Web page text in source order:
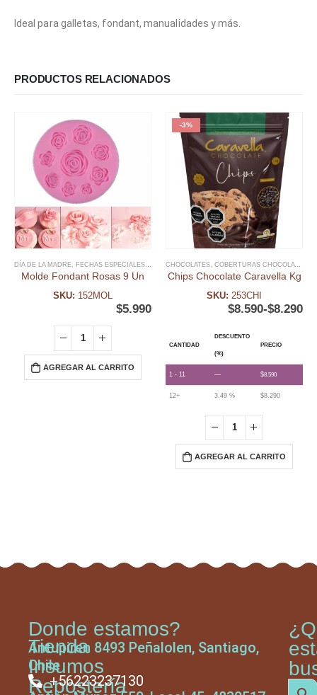
Ideal para galletas, fondant, manualidades y más.
PRODUCTOS RELACIONADOS
DÍA DE LA MADRE, FECHAS ESPECIALES, FONDANT,MOLDE FONDANT
Molde Fondant Rosas 9 Un
SKU: 152MOL
$5.990
AGREGAR AL CARRITO
-3%
CHOCOLATES, COBERTURAS CHOCOLATE
Chips Chocolate Caravella Kg
SKU: 253CHI
$8.290
-
$8.590
CANTIDAD
DESCUENTO
(%)
PRECIO
1 - 11 — $8.590
12+ 3.49 % $8.290
AGREGAR AL CARRITO
Tienda
Insumos
Repostería
Donde estamos?
Antupiren 8493 Peñalolen, Santiago,
Chile
+56223237130